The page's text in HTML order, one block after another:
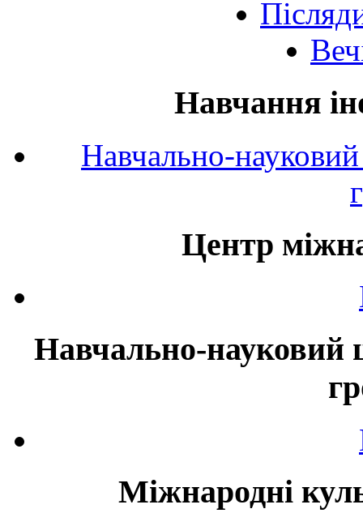
Навчання
Навчально-
Центр
Навчально-науковий
Міжнародні